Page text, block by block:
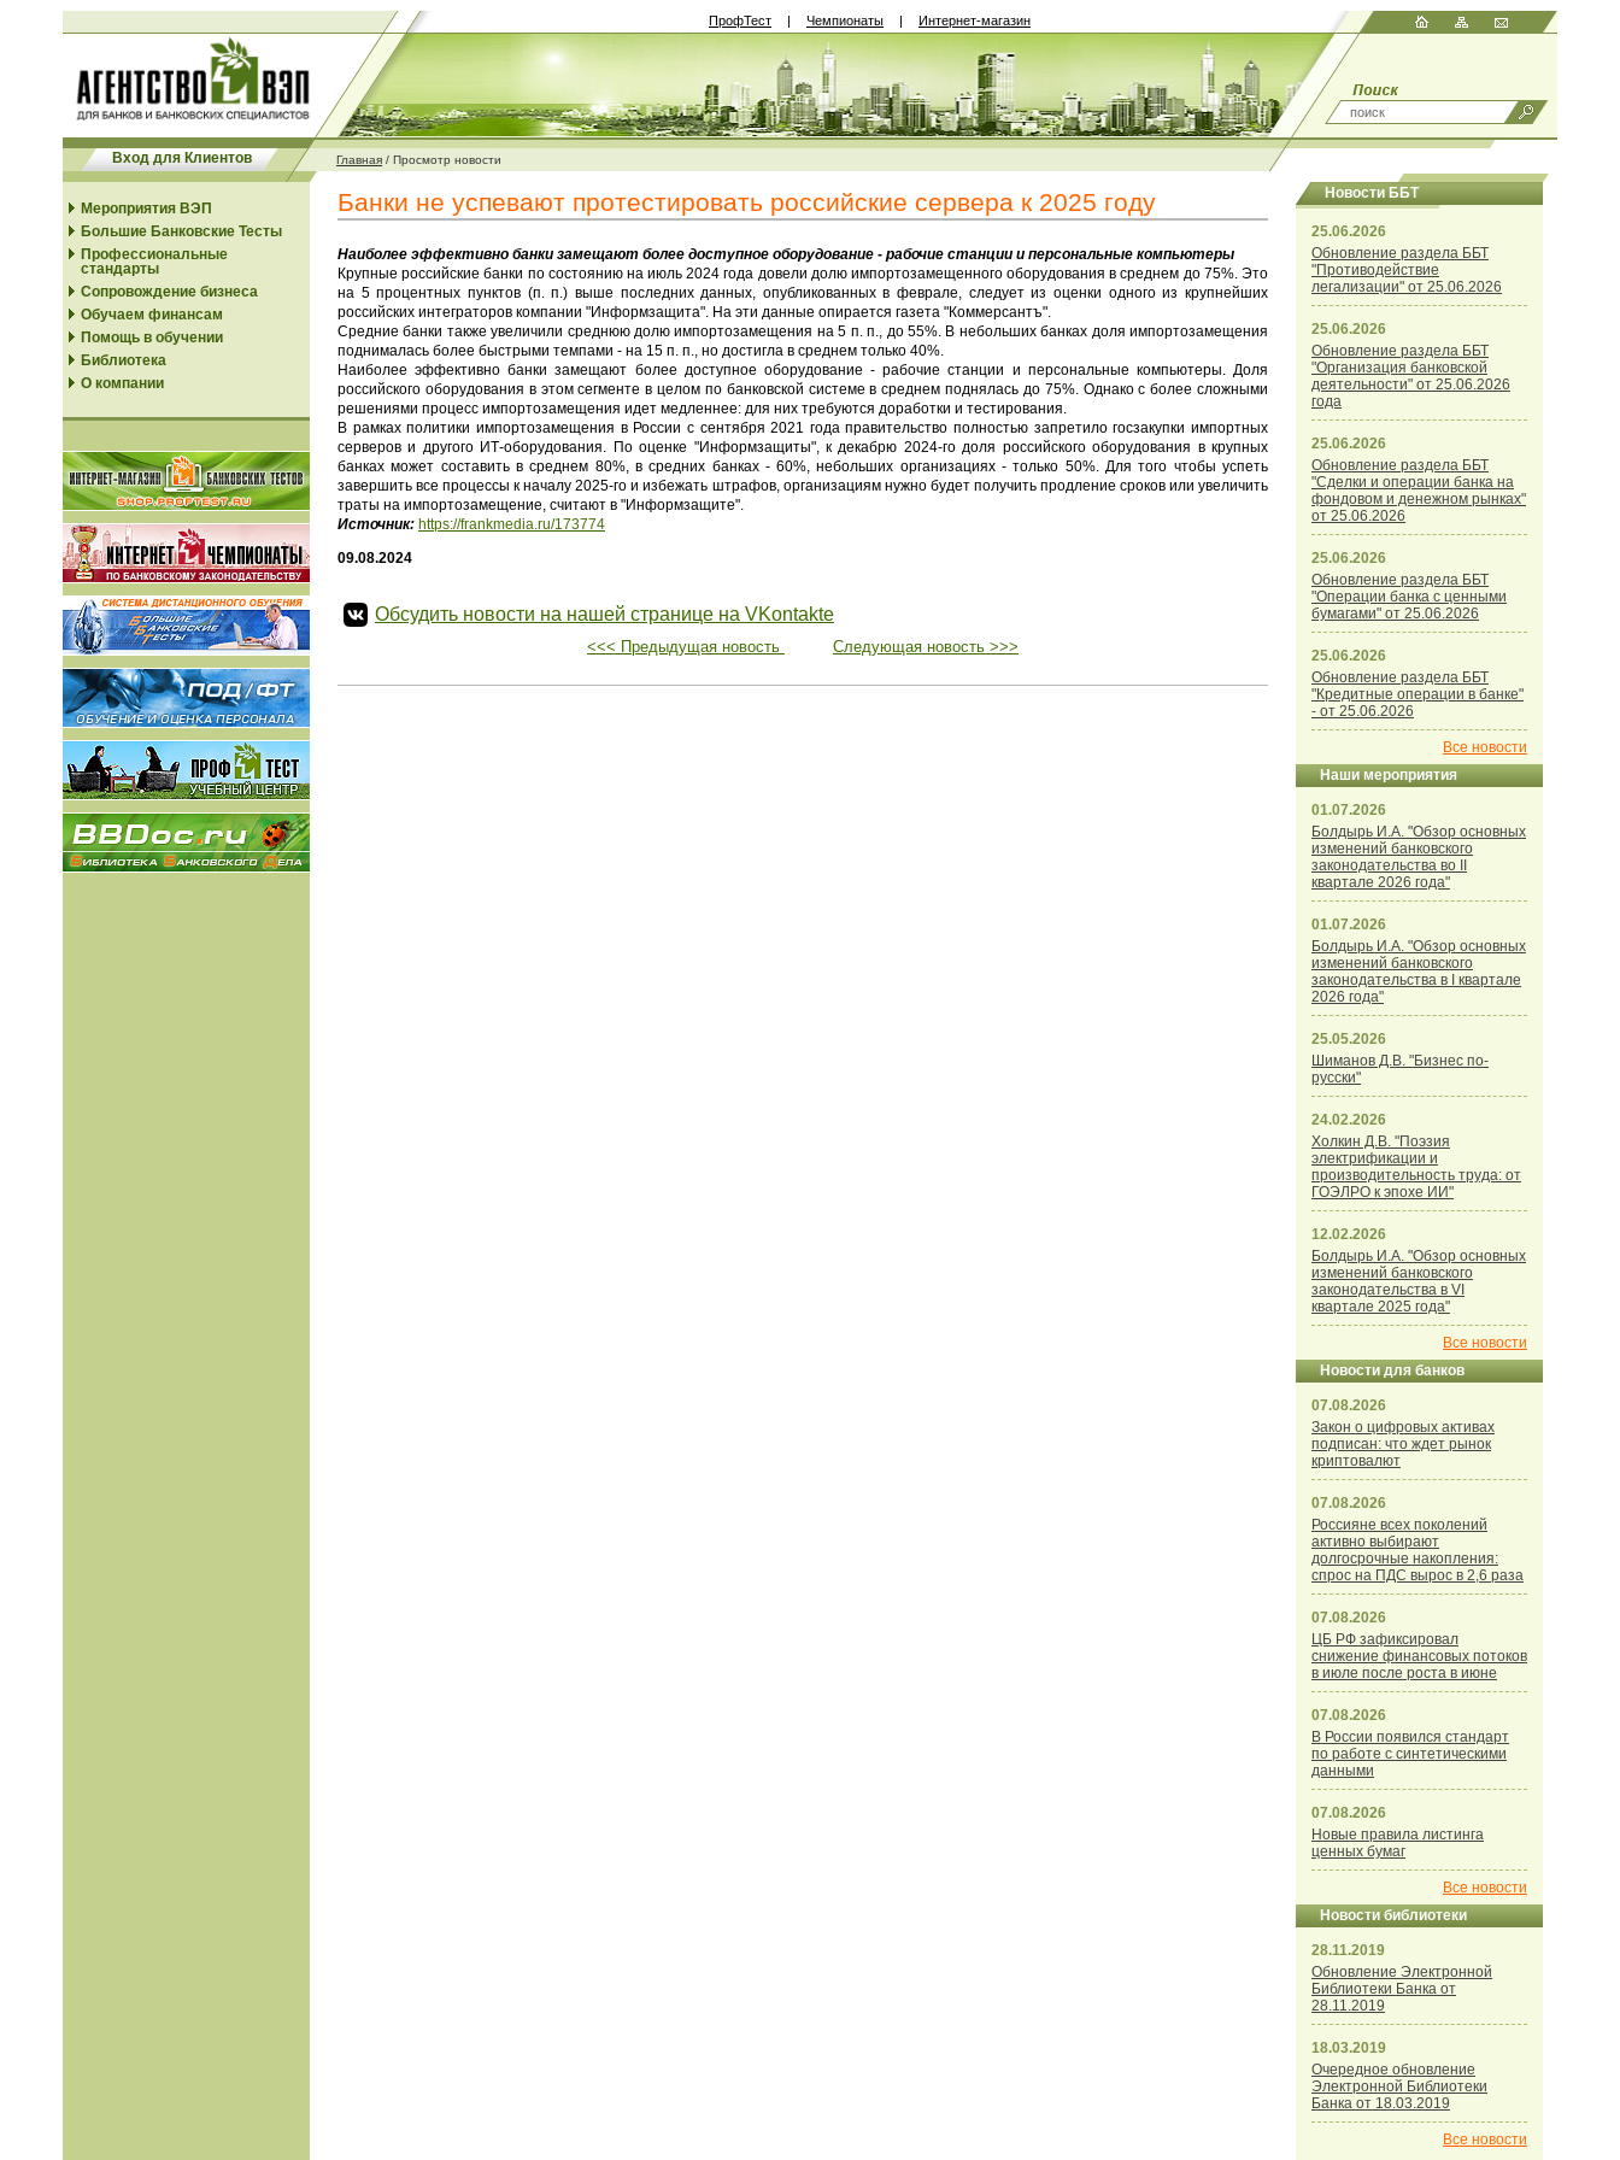
ПрофТест | Чемпионаты | Интернет-магазин
Вход для Клиентов Главная / Просмотр новости
Мероприятия ВЭП
Большие Банковские Тесты
Профессиональные
стандарты
Сопровождение бизнеса
Обучаем финансам
Помощь в обучении
Библиотека
О компании
Банки не успевают протестировать российские сервера к 2025 году
Наиболее эффективно банки замещают более доступное оборудование - рабочие станции и персональные компьютеры
Крупные российские банки по состоянию на июль 2024 года довели долю импортозамещенного оборудования в среднем до 75%. Это
на 5 процентных пунктов (п. п.) выше последних данных, опубликованных в феврале, следует из оценки одного из крупнейших
российских интеграторов компании "Информзащита". На эти данные опирается газета "Коммерсантъ".
Средние банки также увеличили среднюю долю импортозамещения на 5 п. п., до 55%. В небольших банках доля импортозамещения
поднималась более быстрыми темпами - на 15 п. п., но достигла в среднем только 40%.
Наиболее эффективно банки замещают более доступное оборудование - рабочие станции и персональные компьютеры. Доля
российского оборудования в этом сегменте в целом по банковской системе в среднем поднялась до 75%. Однако с более сложными
решениями процесс импортозамещения идет медленнее: для них требуются доработки и тестирования.
В рамках политики импортозамещения в России с сентября 2021 года правительство полностью запретило госзакупки импортных
серверов и другого ИТ-оборудования. По оценке "Информзащиты", к декабрю 2024-го доля российского оборудования в крупных
банках может составить в среднем 80%, в средних банках - 60%, небольших организациях - только 50%. Для того чтобы успеть
завершить все процессы к началу 2025-го и избежать штрафов, организациям нужно будет получить продление сроков или увеличить
траты на импортозамещение, считают в "Информзащите".
Источник: https://frankmedia.ru/173774
09.08.2024
Обсудить новости на нашей странице на VKontakte
<<< Предыдущая новость Следующая новость >>>
Новости ББТ
25.06.2026
Обновление раздела ББТ
"Противодействие
легализации" от 25.06.2026
25.06.2026
Обновление раздела ББТ
"Организация банковской
деятельности" от 25.06.2026
года
25.06.2026
Обновление раздела ББТ
"Сделки и операции банка на
фондовом и денежном рынках"
от 25.06.2026
25.06.2026
Обновление раздела ББТ
"Операции банка с ценными
бумагами" от 25.06.2026
25.06.2026
Обновление раздела ББТ
"Кредитные операции в банке"
- от 25.06.2026
Все новости
Наши мероприятия
01.07.2026
Болдырь И.А. "Обзор основных
изменений банковского
законодательства во II
квартале 2026 года"
01.07.2026
Болдырь И.А. "Обзор основных
изменений банковского
законодательства в I квартале
2026 года"
25.05.2026
Шиманов Д.В. "Бизнес по-
русски"
24.02.2026
Холкин Д.В. "Поэзия
электрификации и
производительность труда: от
ГОЭЛРО к эпохе ИИ"
12.02.2026
Болдырь И.А. "Обзор основных
изменений банковского
законодательства в VI
квартале 2025 года"
Все новости
Новости для банков
07.08.2026
Закон о цифровых активах
подписан: что ждет рынок
криптовалют
07.08.2026
Россияне всех поколений
активно выбирают
долгосрочные накопления:
спрос на ПДС вырос в 2,6 раза
07.08.2026
ЦБ РФ зафиксировал
снижение финансовых потоков
в июле после роста в июне
07.08.2026
В России появился стандарт
по работе с синтетическими
данными
07.08.2026
Новые правила листинга
ценных бумаг
Все новости
Новости библиотеки
28.11.2019
Обновление Электронной
Библиотеки Банка от
28.11.2019
18.03.2019
Очередное обновление
Электронной Библиотеки
Банка от 18.03.2019
Все новости